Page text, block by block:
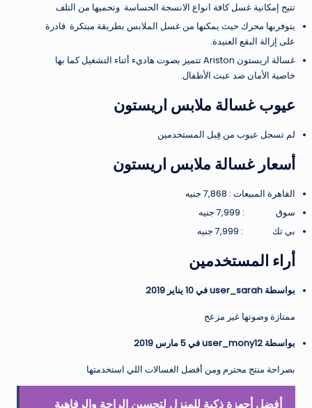
تتيح إمكانية غسل كافة انواع الانسجة الحساسة وتحميها من التلف
يتوفربها محرك حيث يمكنها من غسل الملابس بطريقة مبتكرة قادرة
على إزالة البقع العنيدة.
غسالة اريستون Ariston تتميز بصوت هاديء أثناء التشغيل كما بها
خاصية الأمان ضد عبث الأطفال.
عيوب غسالة ملابس اريستون
لم تسجل عيوب من قِبل المستخدمين
أسعار غسالة ملابس اريستون
القاهرة المبيعات : 7,868 جنيه
سوق : 7,999 جنيه
بي تك : 7,999 جنيه
أراء المستخدمين
بواسطة user_sarah في 10 يناير 2019
ممتازة وصوتها غير مزعج
بواسطة user_mony12 في 5 مارس 2019
بصراحة منتج محترم ومن أفضل الغسالات اللي استخدمتها
أفضل أجهزة ذكية للمنزل لتحسين الراحة والرفاهية